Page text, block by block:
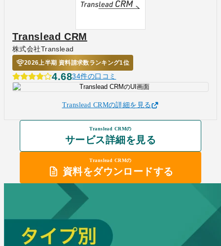
Translead CRM
株式会社Translead
2026上半期 資料請求数ランキング1位
4.6834件の口コミ
Translead CRMの詳細を見る
Translead CRMの
サービス詳細を見る
Translead CRMの
資料をダウンロードする